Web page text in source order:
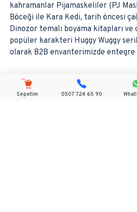
kahramanlar Pijamaskeliler (PJ
Böceği ile Kara Kedi, tarih öncesi
Dinozor temalı boyama kitapları ve
popüler karakteri Huggy Wuggy
olarak B2B envanterimizde
Sepetim 0507 724 65 90